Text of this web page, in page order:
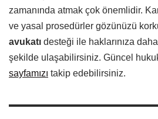
zamanında atmak çok önemlidir.
ve yasal prosedürler gözünüzü
avukatı desteği ile haklarınıza
şekilde ulaşabilirsiniz. Güncel
sayfamızı takip edebilirsiniz.